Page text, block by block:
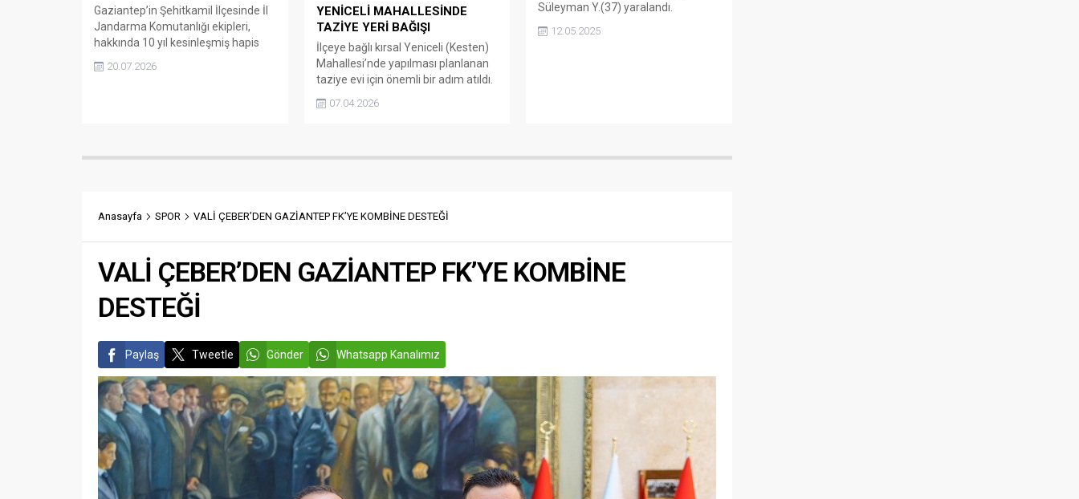
Gaziantep’in Şehitkamil İlçesinde İl
Jandarma Komutanlığı ekipleri,
hakkında 10 yıl kesinleşmiş hapis
düzenlediği operasyonla
yürütülen istihbari çalışmalar
Ticareti Yapma veya Sağlama”
20.07.2026
YENİCELİ MAHALLESİNDE
TAZİYE YERİ BAĞIŞI
İlçeye bağlı kırsal Yeniceli (Kesten)
Mahallesi’nde yapılması planlanan
taziye evi için önemli bir adım atıldı.
Mahallede taziye evi olarak
kullanılacak alanın tapusunu
Başkanı Kemal Vural’ı makamında
gerçekleştirilen bu anlamlı bağışın
Mahalle halkı için...
07.04.2026
Süleyman Y.(37) yaralandı.
12.05.2025
Anasayfa SPOR VALİ ÇEBER’DEN GAZİANTEP FK’YE KOMBİNE DESTEĞİ
VALİ ÇEBER’DEN GAZİANTEP FK’YE KOMBİNE
DESTEĞİ
Paylaş Tweetle Gönder Whatsapp Kanalımız